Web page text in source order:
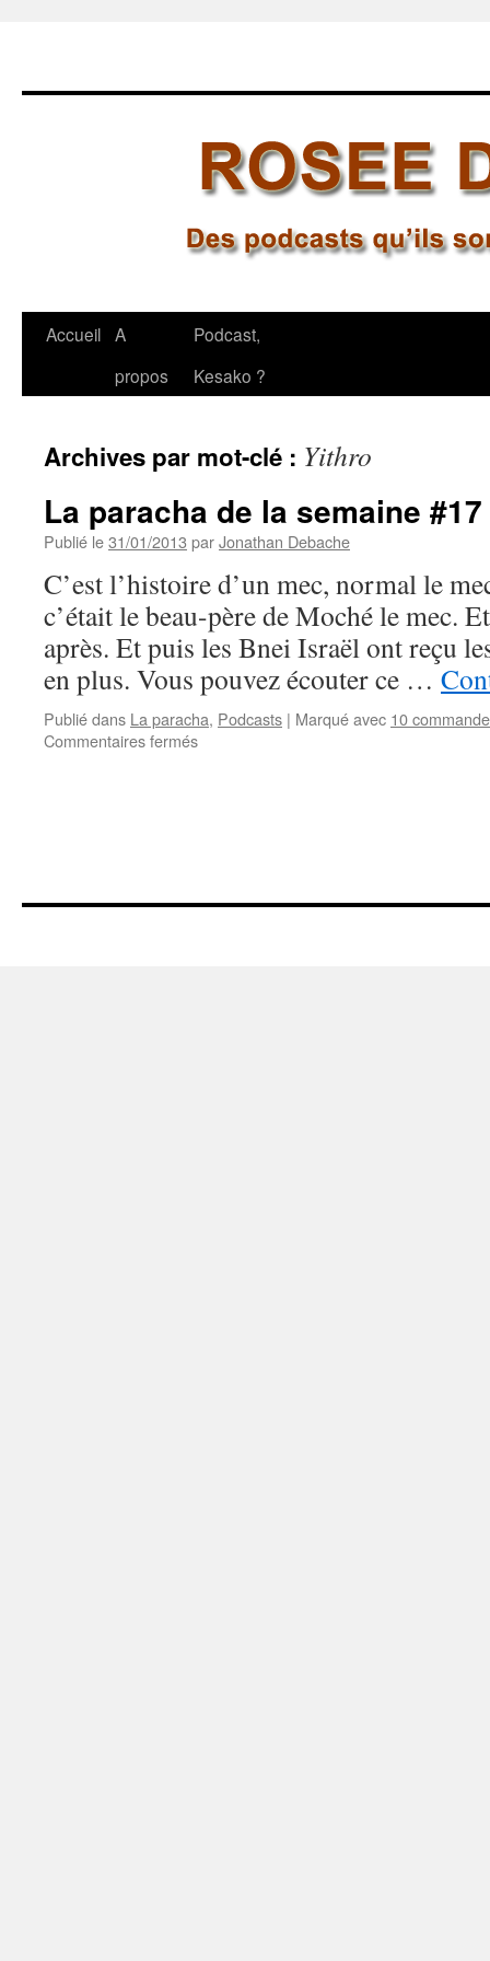
Aller
Accueil A
propos
Podcast,
Kesako ?
Archives par mot-clé : Yithro
La paracha de la semaine
Publié le31/01/2013 parJonathan Debache
C’est l’histoire d’un mec, normal le
c’était le beau-père de Moché le mec.
après. Et puis les Bnei Israël ont reçu
en plus. Vous pouvez écouter ce …
Publié dans La paracha, Podcasts | Marqué avec 10
Commentaires ferméssur
Yithro